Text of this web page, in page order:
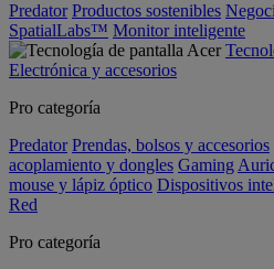
Predator Productos sostenibles
SpatialLabs™ Monitor inteligente
Electrónica y accesorios
Pro categoría
Predator Prendas, bolsos y accesorios
acoplamiento y dongles Gaming
mouse y lápiz óptico Dispositivos
Red
Pro categoría